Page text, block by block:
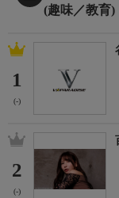
(趣味／教育)
1
(-)
2
(-)